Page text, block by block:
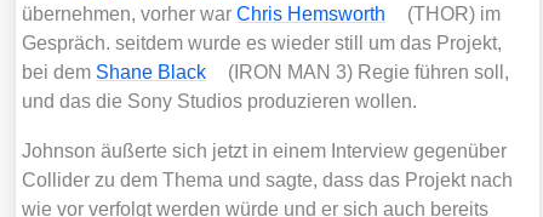
über­neh­men, vor­her warChris Hems­worth
(THOR) im
Gespräch. seit­dem wur­de es wie­der still um das Pro­jekt,
bei dem Shane Black
(IRON MAN 3) Regie füh­ren soll,
und das die Sony Stu­di­os pro­du­zie­ren wol­len.
John­son äußer­te sich jetzt in einem Inter­view gegen­über
Col­l­i­der zu dem The­ma und sag­te, dass das Pro­jekt nach
wie vor ver­folgt wer­den wür­de und er sich auch bereits